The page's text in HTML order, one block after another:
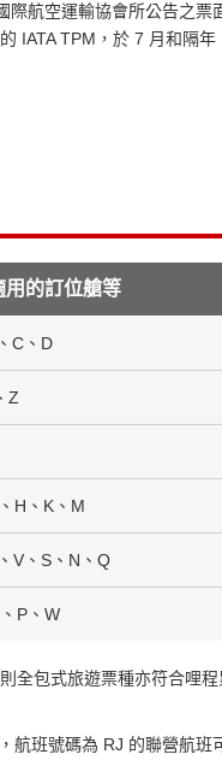
際航空運輸協會所公告之票
IATA TPM，於 7 月和隔年
用的訂位艙等
C、D
Z
H、K、M
V、S、N、Q
P、W
全包式旅遊票種亦符合哩
航班號碼為 RJ 的聯營航班